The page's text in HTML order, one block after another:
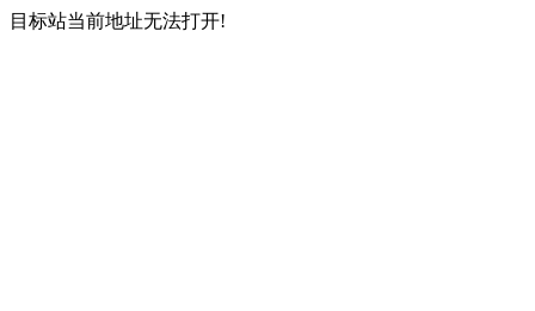
目标站当前地址无法打开!